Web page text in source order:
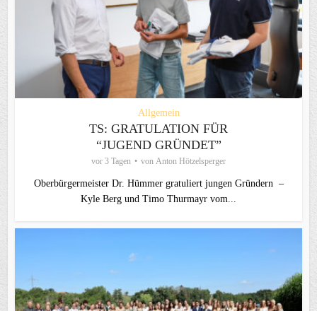
Allgemein
TS: GRATULATION FÜR
“JUGEND GRÜNDET”
vor 3 Tagen von Anton Hötzelsperger
Oberbürgermeister Dr. Hümmer gratuliert jungen Gründern –
Kyle Berg und Timo Thurmayr vom...